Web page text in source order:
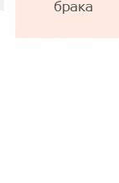
брака